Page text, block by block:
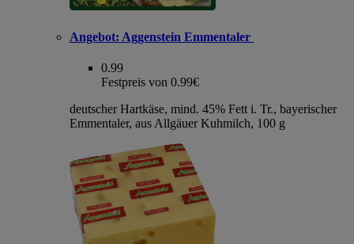
Angebot: Aggenstein Emmentaler
0.99
Festpreis von 0.99€
deutscher Hartkäse, mind. 45% Fett i. Tr., bayerischer
Emmentaler, aus Allgäuer Kuhmilch, 100 g